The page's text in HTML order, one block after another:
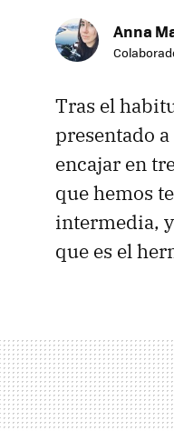
Anna
Tras el
presentado
encajar en
que hemos
intermedia,
que es el